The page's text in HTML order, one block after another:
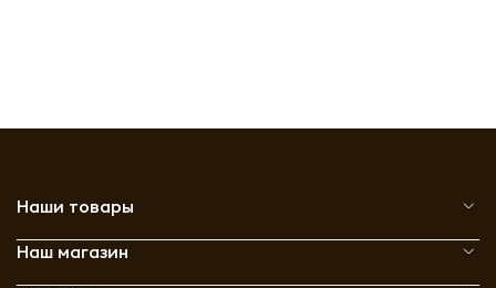
Наши товары
Наш магазин